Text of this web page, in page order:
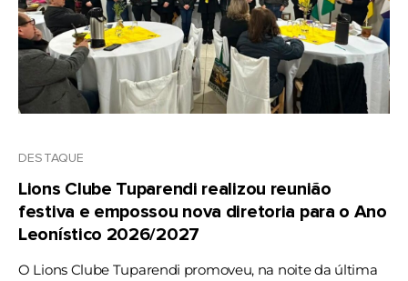
DESTAQUE
Lions Clube Tuparendi realizou reunião
festiva e empossou nova diretoria para o Ano
Leonístico 2026/2027
O Lions Clube Tuparendi promoveu, na noite da última